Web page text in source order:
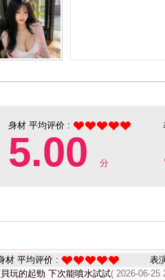
身材 平均评价 :
5.00 分
材 平均评价 : 表
玩的起勁 下次能噴水試試( 2026-06-25